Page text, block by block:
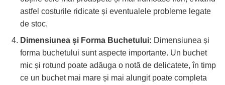
astfel costurile ridicate și eventualele probleme legate
de stoc.
Dimensiunea și Forma Buchetului: Dimensiunea și
forma buchetului sunt aspecte importante. Un buchet
mic și rotund poate adăuga o notă de delicatete, în timp
ce un buchet mai mare și mai alungit poate completa